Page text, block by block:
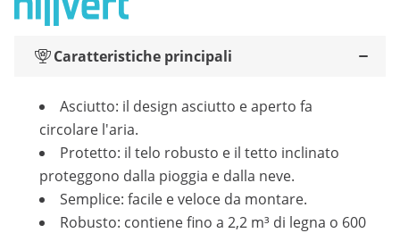
Caratteristiche principali
Asciutto: il design asciutto e aperto fa
circolare l'aria.
Protetto: il telo robusto e il tetto inclinato
proteggono dalla pioggia e dalla neve.
Semplice: facile e veloce da montare.
Robusto: contiene fino a 2,2 m³ di legna o 600